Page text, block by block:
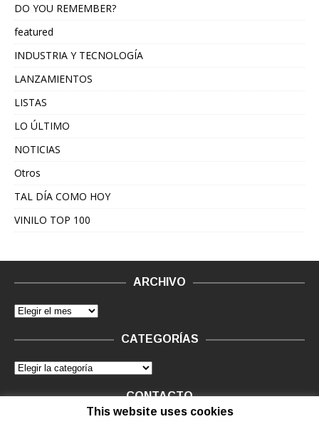
DO YOU REMEMBER?
featured
INDUSTRIA Y TECNOLOGÍA
LANZAMIENTOS
LISTAS
LO ÚLTIMO
NOTICIAS
Otros
TAL DÍA COMO HOY
VINILO TOP 100
ARCHIVO
CATEGORÍAS
CONTACTO
This website uses cookies